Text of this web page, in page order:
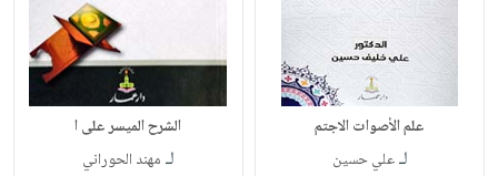
علم الأصوات الاجتم
لـعلي حسين
الشرح الميسر على ا
لـ مهند الحوراني